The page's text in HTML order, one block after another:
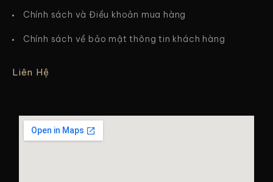
Chính sách và Điều khoản mua hàng
Chính sách về bảo mật thông tin khách hàng
Liên Hệ